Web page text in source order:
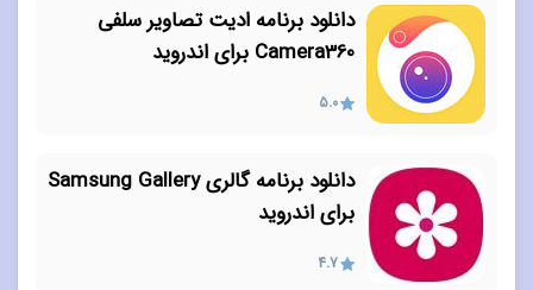
دانلود برنامه ادیت تصاویر سلفی
Camera360 برای اندروید
5.0
دانلود برنامه گالری Samsung Gallery
برای اندروید
4.7